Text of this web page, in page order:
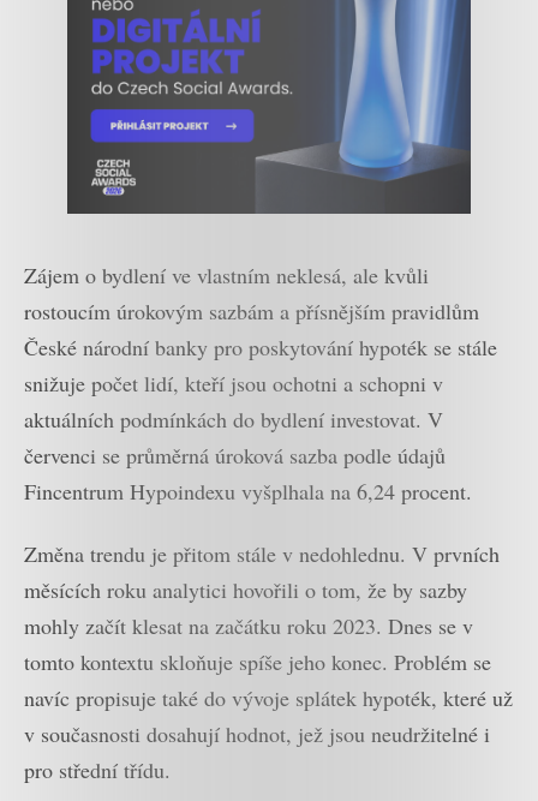
Zájem o bydlení ve vlastním neklesá, ale kvůli
rostoucím úrokovým sazbám a přísnějším pravidlům
České národní banky pro poskytování hypoték se stále
snižuje počet lidí, kteří jsou ochotni a schopni v
aktuálních podmínkách do bydlení investovat. V
červenci se průměrná úroková sazba podle údajů
Fincentrum Hypoindexu vyšplhala na 6,24 procent.
Změna trendu je přitom stále v nedohlednu. V prvních
měsících roku analytici hovořili o tom, že by sazby
mohly začít klesat na začátku roku 2023. Dnes se v
tomto kontextu skloňuje spíše jeho konec. Problém se
navíc propisuje také do vývoje splátek hypoték, které už
v současnosti dosahují hodnot, jež jsou neudržitelné i
pro střední třídu.